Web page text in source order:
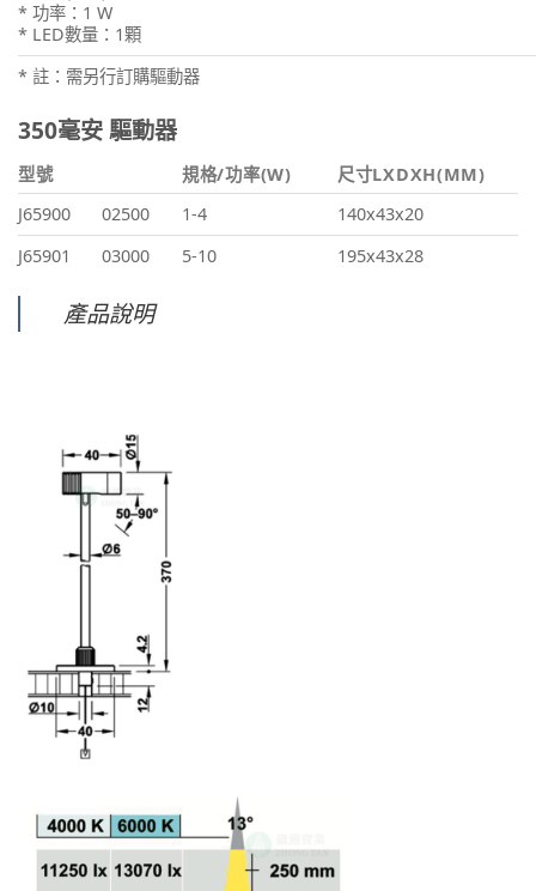
* 功率：1 W
* LED數量：1顆
* 註：需另行訂購驅動器
350毫安 驅動器
型號 規格/功率(W)
尺寸LXDXH(MM)
J65900
02500 1-4
140x43x20
J65901
03000 5-10 195x43x28
產品說明